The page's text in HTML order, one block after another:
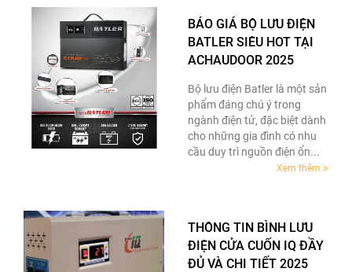
BÁO GIÁ BỘ LƯU ĐIỆN
BATLER SIÊU HOT TẠI
ACHAUDOOR 2025
Bộ lưu điện Batler là một sản
phẩm đáng chú ý trong
ngành điện tử, đặc biệt dành
cho những gia đình có nhu
cầu duy trì nguồn điện ổn...
Xem thêm
THÔNG TIN BÌNH LƯU
ĐIỆN CỬA CUỐN IQ ĐẦY
ĐỦ VÀ CHI TIẾT 2025